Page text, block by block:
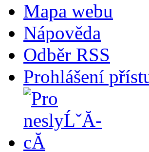
Mapa webu
Nápověda
Odběr RSS
Prohlášení